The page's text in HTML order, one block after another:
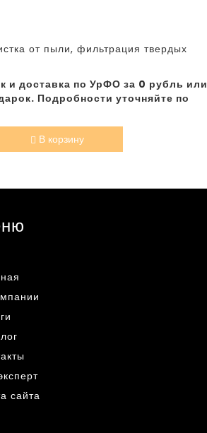
от пыли, фильтрация твердых
и доставка по УрФО за 0 рубль или
Подробности уточняйте по
В корзину
сайта